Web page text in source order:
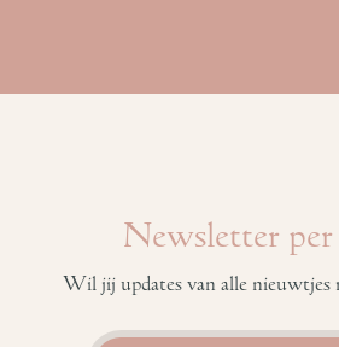
Newsletter
Wil jij updates van alle nieuwtjes